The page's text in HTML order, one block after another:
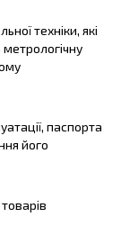
техніки, які
паспорта
його